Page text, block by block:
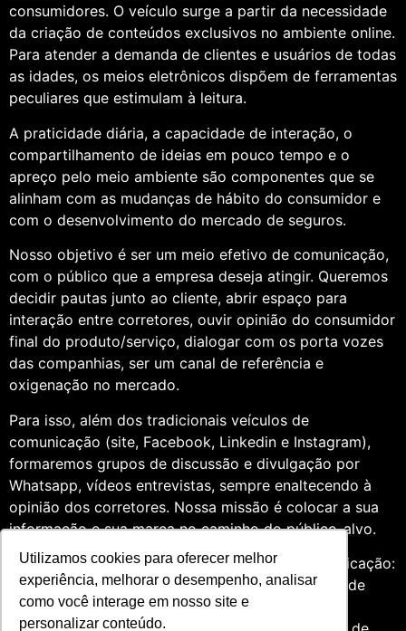
Utilizamos cookies para oferecer melhor
experiência, melhorar o desempenho, analisar
como você interage em nosso site e
personalizar conteúdo.
consumidores. O veículo surge a partir da necessidade
da criação de conteúdos exclusivos no ambiente online.
Para atender a demanda de clientes e usuários de todas
as idades, os meios eletrônicos dispõem de ferramentas
peculiares que estimulam à leitura.
A praticidade diária, a capacidade de interação, o
compartilhamento de ideias em pouco tempo e o
apreço pelo meio ambiente são componentes que se
alinham com as mudanças de hábito do consumidor e
com o desenvolvimento do mercado de seguros.
Nosso objetivo é ser um meio efetivo de comunicação,
com o público que a empresa deseja atingir. Queremos
decidir pautas junto ao cliente, abrir espaço para
interação entre corretores, ouvir opinião do consumidor
final do produto/serviço, dialogar com os porta vozes
das companhias, ser um canal de referência e
oxigenação no mercado.
Para isso, além dos tradicionais veículos de
comunicação (site, Facebook, Linkedin e Instagram),
formaremos grupos de discussão e divulgação por
Whatsapp, vídeos entrevistas, sempre enaltecendo à
opinião dos corretores. Nossa missão é colocar a sua
informação e sua marca no caminho do público-alvo.
Somos profissionais formados na área de comunicação:
Jornalismo e Relações Públicas. Assim, por meio de
uma análise de quatro anos do setor de seguros,